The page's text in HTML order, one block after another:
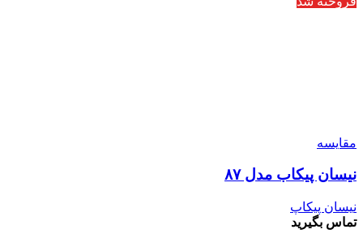
مقایسه
نیسان پیکاب مدل ۸۷
نیسان پیکاپ
تماس بگیرید